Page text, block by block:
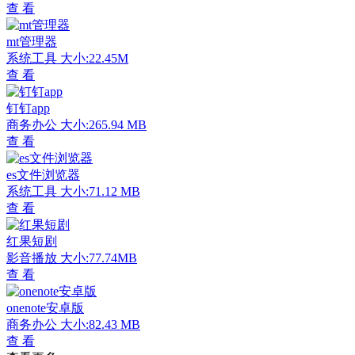
查 看
mt管理器
系统工具 大小:22.45M
查 看
钉钉app
商务办公 大小:265.94 MB
查 看
es文件浏览器
系统工具 大小:71.12 MB
查 看
红果短剧
影音播放 大小:77.74MB
查 看
onenote安卓版
商务办公 大小:82.43 MB
查 看